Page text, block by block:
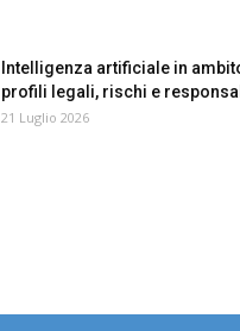
Intelligenza artificiale in
profili legali, rischi e
21 Luglio 2026